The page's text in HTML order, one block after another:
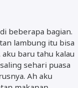
beberapa bagian.
lambung itu bisa
baru tahu kalau
sehari puasa
Ah aku